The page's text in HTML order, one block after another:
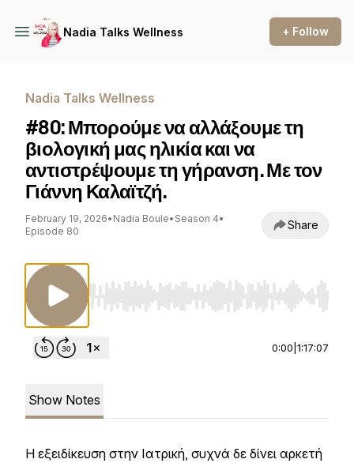
Nadia Talks Wellness + Follow
Nadia Talks Wellness
#80: Μπορούμε να αλλάξουμε τη
βιολογική μας ηλικία και να
αντιστρέψουμε τη γήρανση. Με τον
Γιάννη Καλαϊτζή.
February 19, 2026• Nadia Boule• Season 4•
Episode 80
Share
Use Left/Right to seek, Home/End to jump
0:00 1:17:07
Show Notes
Η εξειδίκευση στην Ιατρική, συχνά δε δίνει αρκετή